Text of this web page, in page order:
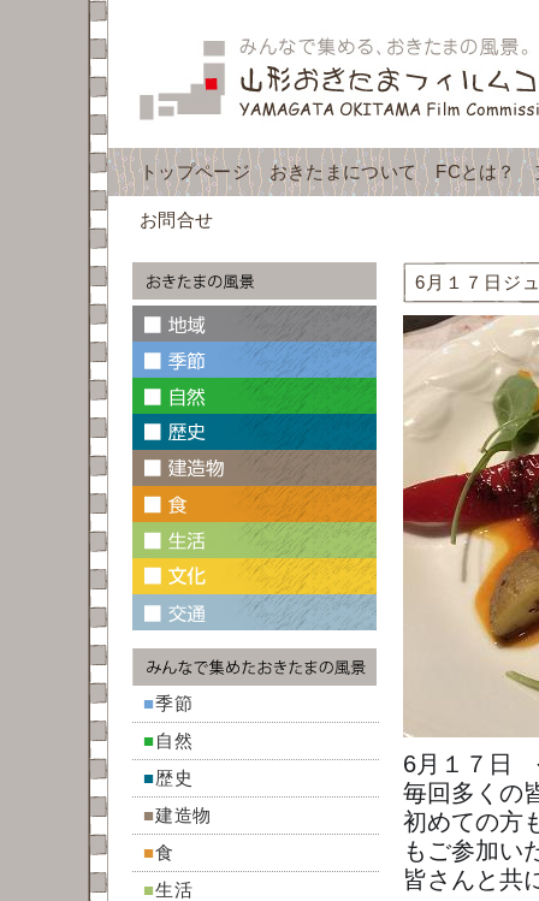
トップページ おきたまについて FCとは？
お問合せ
■季節
■自然
■歴史
■建造物
■食
■生活
6月１７日ジ
6月１７日
毎回多くの
初めての方
もご参加い
皆さんと共